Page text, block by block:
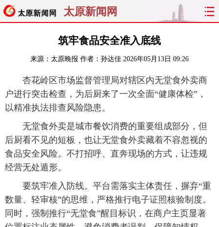
太原新闻网
聚焦 太原
经济 关注 文明 出行
纵横 曝光 综合 专题
旅游 理财
看天下 晋月读 最太原 网罗民生
太原日报 太原晚报 热评
筑牢食品安全准入底线
来源： 太原晚报 作者：孙达佳 2026年05月13日 09:26
杏花岭区市场监督管理局对辖区内无堂食外卖商
户进行突击检查，为后厨来了一次全面“健康体检”，
以精准执法排查风险隐患。
无堂食外卖是城市餐饮消费的重要组成部分，但
后厨看不见的短板，也让无堂食外卖藏着不容忽视的
食品安全风险。不打招呼、直奔现场的方式，让违规
经营无处遁形。
要筑牢准入防线。平台需落实主体责任，摒弃“重
数量、轻审核”的思维，严格推行电子证照核验制度。
同时，强制推行“无堂食”醒目标识，在商户主页显著